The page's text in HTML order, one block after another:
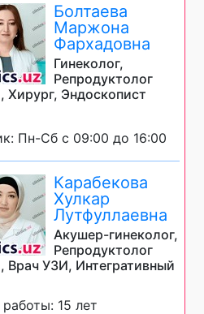
Болтаева
Маржона
Фархадовна
Гинеколог,
Репродуктолог
Хирург, Эндоскопист
Пн-Сб с 09:00 до 16:00
Карабекова
Хулкар
Лутфуллаевна
Акушер-гинеколог,
Репродуктолог
Врач УЗИ, Интегративный
15 лет